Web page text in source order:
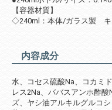
【容器材質】
◇240ml：本体/ガラス製 キ
内容成分
水、コセス硫酸Na、コカミ
レス2Na、ババスアンホ酢
ズ、ヤシ油アルキルグルコ